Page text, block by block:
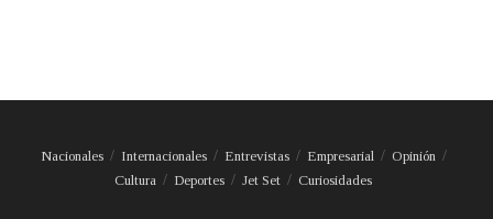
Nacionales Internacionales Entrevistas Empresarial
Opinión
Cultura
Deportes Jet Set Curiosidades